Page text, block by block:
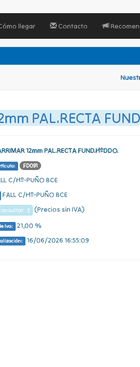
llegar Contacto
PAL.RECTA FUND
12mm PAL.RECTA FUND.HºDDO.
FD091
C/Hº-PUÑO BCE
FALL C/Hº-PUÑO BCE
$ (Precios sin IVA)
Iva: 21,00 %
16/06/2026 16:55:09